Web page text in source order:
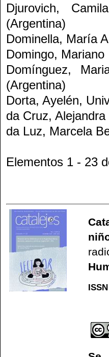
Djurovich, Camila
(Argentina)
Dominella, María
Domingo, Mariano
Domínguez,
(Argentina)
Dorta, Ayelén,
da Cruz, Alejandra
da Luz, Marcela
Elementos 1 - 23